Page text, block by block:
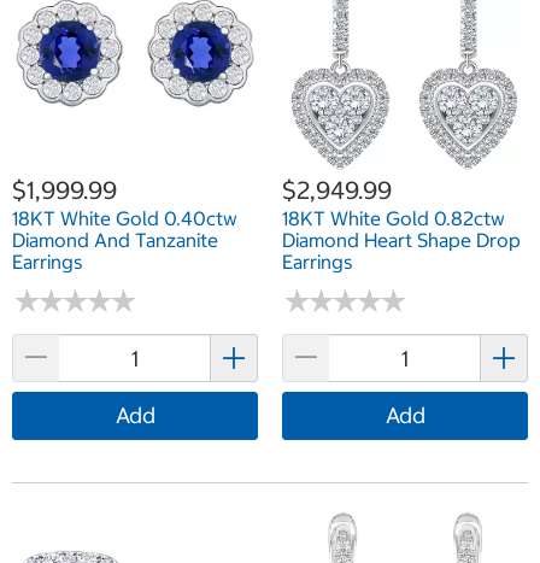
$1,999.99
18KT White Gold 0.40ctw
Diamond And Tanzanite
Earrings
★★★★★
★★★★★
Add
$2,949.99
18KT White Gold 0.82ctw
Diamond Heart Shape Drop
Earrings
★★★★★
★★★★★
Add